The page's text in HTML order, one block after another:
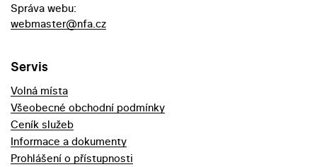
Správa webu:
webmaster@nfa.cz
Servis
Volná místa
Všeobecné obchodní podmínky
Ceník služeb
Informace a dokumenty
Prohlášení o přístupnosti